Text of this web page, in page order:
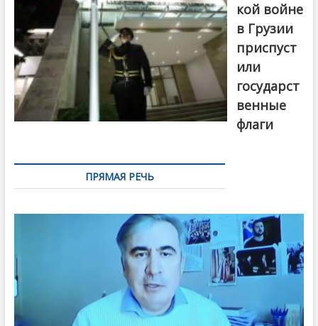
кой войне
в Грузии
приспуст
или
государст
венные
флаги
ПРЯМАЯ РЕЧЬ